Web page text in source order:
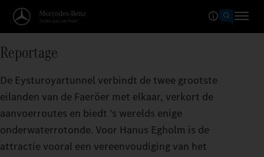
Reportage
De Eysturoyartunnel verbindt de twee grootste
eilanden van de Faeröer met elkaar, verkort de
aanvoerroutes en biedt 's werelds enige
onderwaterrotonde. Voor Hanus Egholm is de
attractie vooral een vereenvoudiging van het